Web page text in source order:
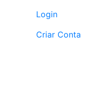
Login
Criar Conta